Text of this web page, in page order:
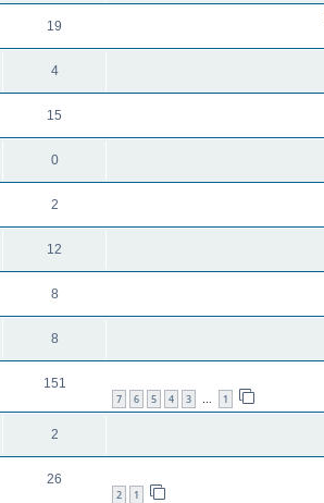
19
4
15
0
2
12
8
8
1
…
3
4
5
6
7
151
2
1
2
26